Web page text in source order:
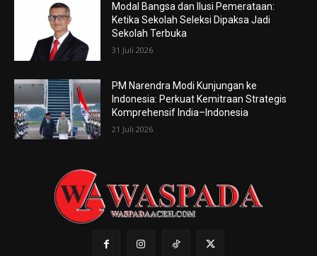
Modal Bangsa dan Ilusi Pemerataan:
Ketika Sekolah Seleksi Dipaksa Jadi
Sekolah Terbuka
31 Juli 2026
PM Narendra Modi Kunjungan ke
Indonesia: Perkuat Kemitraan Strategis
Komprehensif India–Indonesia
21 Juli 2026